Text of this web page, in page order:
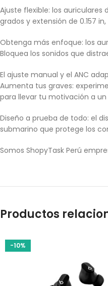
Ajuste flexible: los
grados y extensión de 0.157
Obtenga más enfoque: los
Bloquea los sonidos que
El ajuste manual y el ANC
Aumenta tus graves:
para llevar tu motivación a un
Diseño a prueba de todo: el
submarino que protege los
Somos ShopyTask Perú
Productos
-10%